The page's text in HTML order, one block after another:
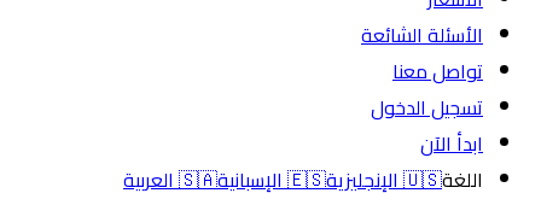
الأسئلة الشائعة
تواصل معنا
تسجيل الدخول
ابدأ الآن
اللغة🇺🇸الإنجليزية🇪🇸الإسبانية🇸🇦العربية